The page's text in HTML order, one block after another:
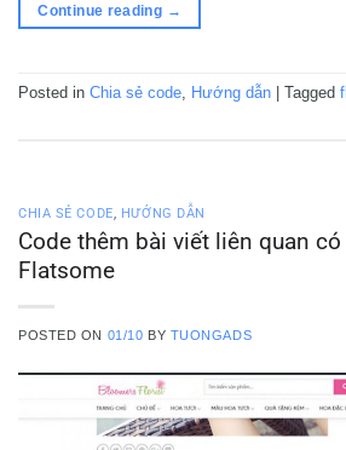
Continue reading →
Posted in Chia sẻ code, Hướng dẫn Tagged
CHIA SẺ CODE, HƯỚNG DẪN
Code thêm bài viết liên quan
Flatsome
POSTED ON 01/10 BY TUONGADS